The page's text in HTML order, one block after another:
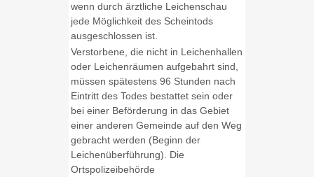
wenn durch ärztliche Leichenschau
jede Möglichkeit des Scheintods
ausgeschlossen ist.
Verstorbene, die nicht in Leichenhallen
oder Leichenräumen aufgebahrt sind,
müssen spätestens 96 Stunden nach
Eintritt des Todes bestattet sein oder
bei einer Beförderung in das Gebiet
einer anderen Gemeinde auf den Weg
gebracht werden (Beginn der
Leichenüberführung). Die
Ortspolizeibehörde